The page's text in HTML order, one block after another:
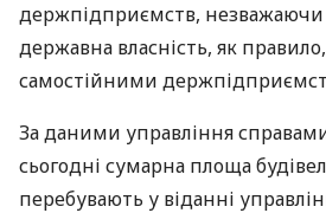
держпідприємств, незважаючи
державна власність, як
самостійними
За даними управління
сьогодні сумарна площа
перебувають у віданні